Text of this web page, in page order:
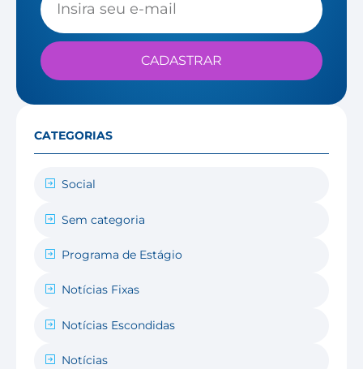
CADASTRAR
CATEGORIAS
Social
Sem categoria
Programa de Estágio
Notícias Fixas
Notícias Escondidas
Notícias